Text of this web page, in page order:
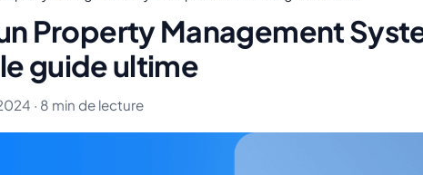
Property Management
guide ultime
· 8 min de lecture